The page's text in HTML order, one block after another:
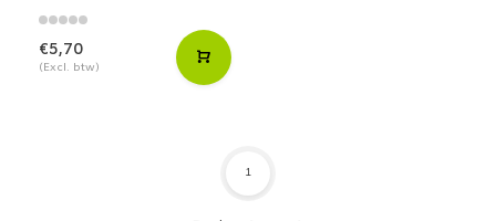
€5,70
(Excl. btw)
1